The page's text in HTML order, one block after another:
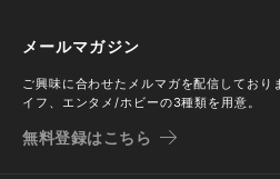
メールマガジン
ご興味に合わせたメルマガを配信してお
イフ、エンタメ/ホビーの3種類を用意。
無料登録はこちら